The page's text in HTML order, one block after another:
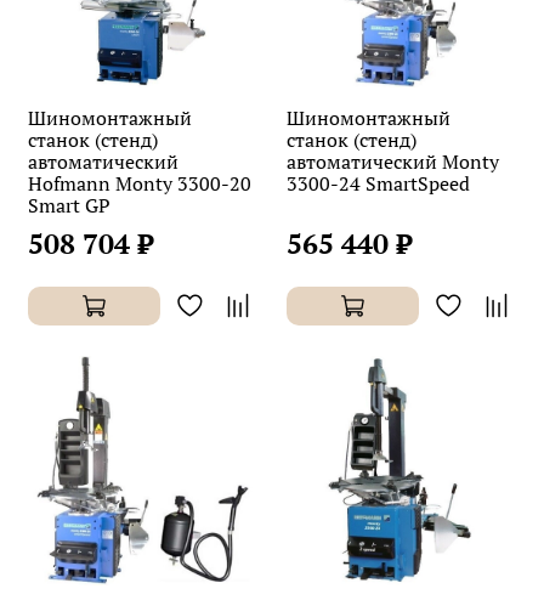
Шиномонтажный
станок (стенд)
автоматический
Hofmann Monty 3300-20
Smart GP
508 704 ₽
Шиномонтажный
станок (стенд)
автоматический Monty
3300-24 SmartSpeed
565 440 ₽